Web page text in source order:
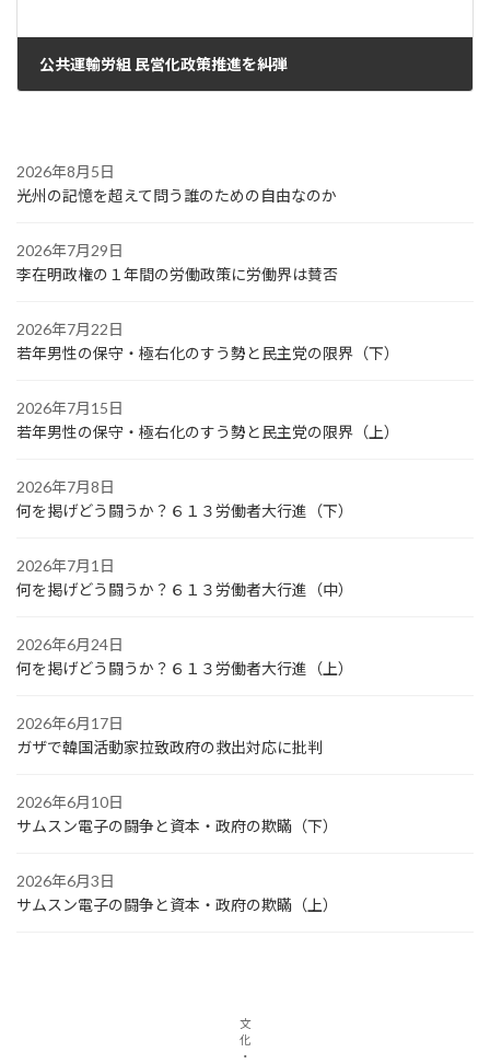
公共運輸労組 民営化政策推進を糾弾
2026年8月5日
光州の記憶を超えて問う誰のための自由なのか
2026年7月29日
李在明政権の１年間の労働政策に労働界は賛否
2026年7月22日
若年男性の保守・極右化のすう勢と民主党の限界（下）
2026年7月15日
若年男性の保守・極右化のすう勢と民主党の限界（上）
2026年7月8日
何を掲げどう闘うか？６１３労働者大行進（下）
2026年7月1日
何を掲げどう闘うか？６１３労働者大行進（中）
2026年6月24日
何を掲げどう闘うか？６１３労働者大行進（上）
2026年6月17日
ガザで韓国活動家拉致政府の救出対応に批判
2026年6月10日
サムスン電子の闘争と資本・政府の欺瞞（下）
2026年6月3日
サムスン電子の闘争と資本・政府の欺瞞（上）
文
化
・